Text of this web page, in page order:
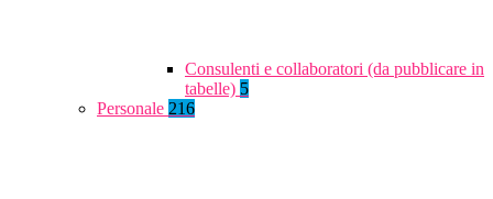
Consulenti e collaboratori (da pubblicare in
tabelle) 5
Personale 216